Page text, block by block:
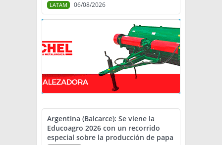
LATAM 06/08/2026
Argentina (Balcarce): Se viene la
Educoagro 2026 con un recorrido
especial sobre la producción de papa